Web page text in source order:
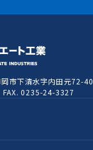
市下清水字内田元72-40
0235-24-3327